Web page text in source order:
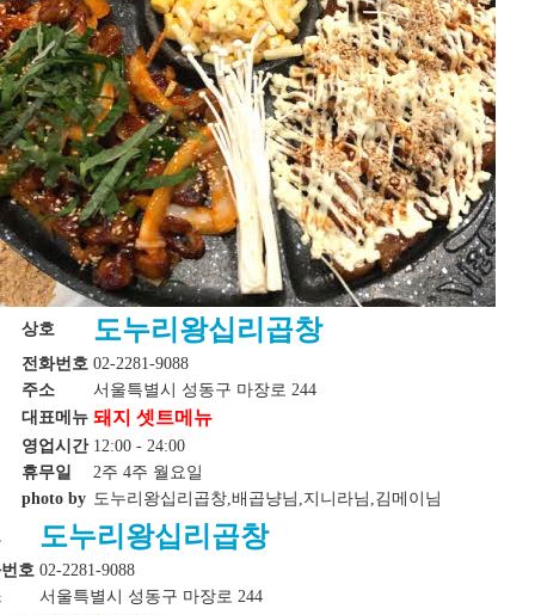
상호 도누리왕십리곱창
전화번호 02-2281-9088
주소
서울특별시 성동구 마장로 244
대표메뉴 돼지 셋트메뉴
영업시간 12:00 - 24:00
휴무일
2주 4주 월요일
photo by 도누리왕십리곱창,배곱냥님,지니라님,김메이님
도누리왕십리곱창
호 02-2281-9088
서울특별시 성동구 마장로 244